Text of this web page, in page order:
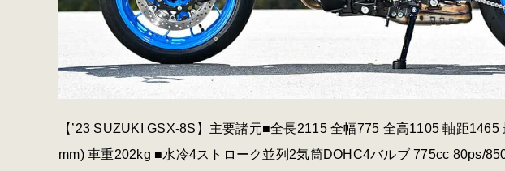
【’23 SUZUKI GSX-8S】主要諸元■全長2115 全幅775 全高1105 軸距
mm) 車重202kg ■水冷4ストローク並列2気筒DOHC4バルブ 775cc 80ps/